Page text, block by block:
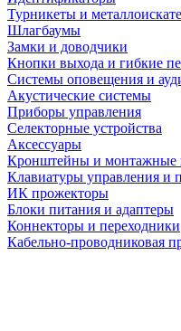
Турникеты и
Шлагбаумы
Замки и доводчики
Кнопки выхода и гибкие
Системы оповещения и
Акустические системы
Приборы управления
Селекторные устройства
Аксессуары
Кронштейны и монтажные
Клавиатуры управления и
ИК прожекторы
Блоки питания и адаптеры
Коннекторы и переходники
Кабельно-проводниковая